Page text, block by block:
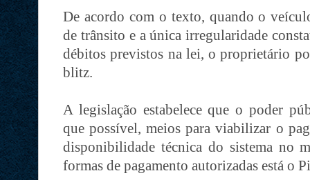
De acordo com o texto, quando o
de trânsito e a única irregularidade
débitos previstos na lei, o proprietário
blitz.
A legislação estabelece que o poder
que possível, meios para viabilizar o
disponibilidade técnica do sistema no
formas de pagamento autorizadas está o